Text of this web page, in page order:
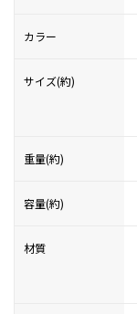
カラー
サイズ(約)
重量(約)
容量(約)
材質